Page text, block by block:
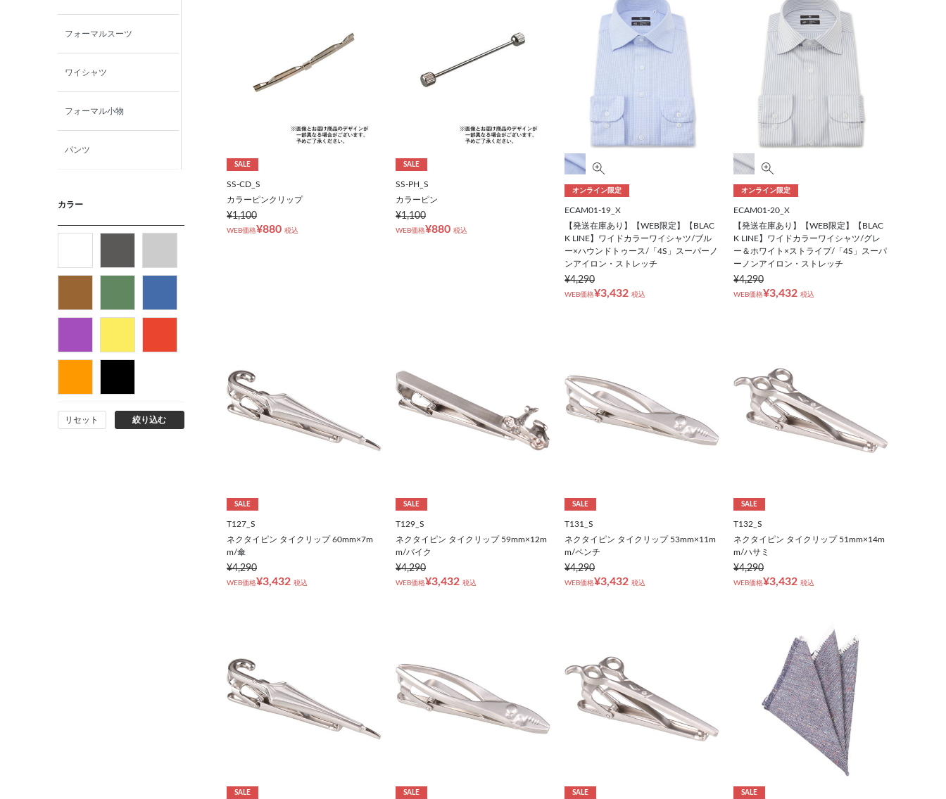
フォーマルスーツ
ワイシャツ
フォーマル小物
パンツ
カジュアルシャツ
フォーマルタイ
バッグ
カラー
リセット 絞り込む
SALE
SS-CD_S
カラーピンクリップ
¥1,100
WEB価格¥880 税込
SALE
SS-PH_S
カラーピン
¥1,100
WEB価格¥880 税込
オンライン限定
ECAM01-19_X
【発送在庫あり】【WEB限定】【BLAC
K LINE】ワイドカラーワイシャツ/ブル
ー×ハウンドトゥース/「4S」スーパーノ
ンアイロン・ストレッチ
¥4,290
WEB価格¥3,432 税込
オンライン限定
ECAM01-20_X
【発送在庫あり】【WEB限定】【BLAC
K LINE】ワイドカラーワイシャツ/グレ
ー＆ホワイト×ストライプ/「4S」スーパ
ーノンアイロン・ストレッチ
¥4,290
WEB価格¥3,432 税込
SALE
T127_S
ネクタイピン タイクリップ 60mm×7m
m/傘
¥4,290
WEB価格¥3,432 税込
SALE
T129_S
ネクタイピン タイクリップ 59mm×12m
m/バイク
¥4,290
WEB価格¥3,432 税込
SALE
T131_S
ネクタイピン タイクリップ 53mm×11m
m/ペンチ
¥4,290
WEB価格¥3,432 税込
SALE
T132_S
ネクタイピン タイクリップ 51mm×14m
m/ハサミ
¥4,290
WEB価格¥3,432 税込
SALE SALE SALE SALE